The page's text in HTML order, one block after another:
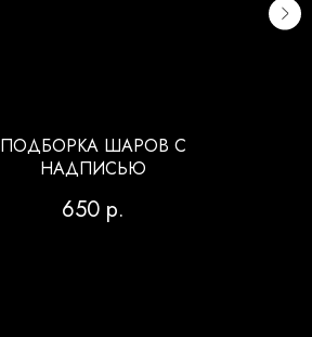
ПОДБОРКА ШАРОВ С
НАДПИСЬЮ
650 р.